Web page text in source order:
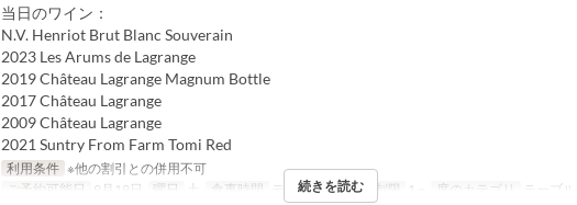
当日のワイン：
N.V. Henriot Brut Blanc Souverain
2023 Les Arums de Lagrange
2019 Château Lagrange Magnum Bottle
2017 Château Lagrange
2009 Château Lagrange
2021 Suntry From Farm Tomi Red
利用条件 ※他の割引との併用不可
ご予約可能日
9月19日 曜日 土 食事時間 ディナー 注文数制限 1 ~ 席のカテゴリ テーブル
続きを読む